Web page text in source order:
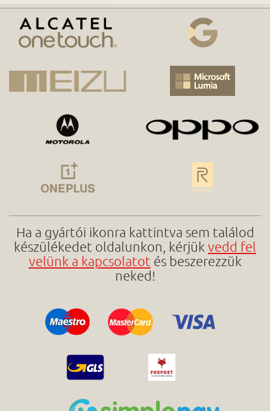
Ha a gyártói ikonra kattintva sem találod
készülékedet oldalunkon, kérjük vedd fel
velünk a kapcsolatot és beszerezzük
neked!